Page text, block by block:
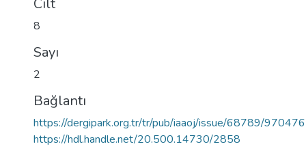
Cilt
8
Sayı
2
Bağlantı
https://dergipark.org.tr/tr/pub/iaaoj/issue/68789/970476
https://hdl.handle.net/20.500.14730/2858